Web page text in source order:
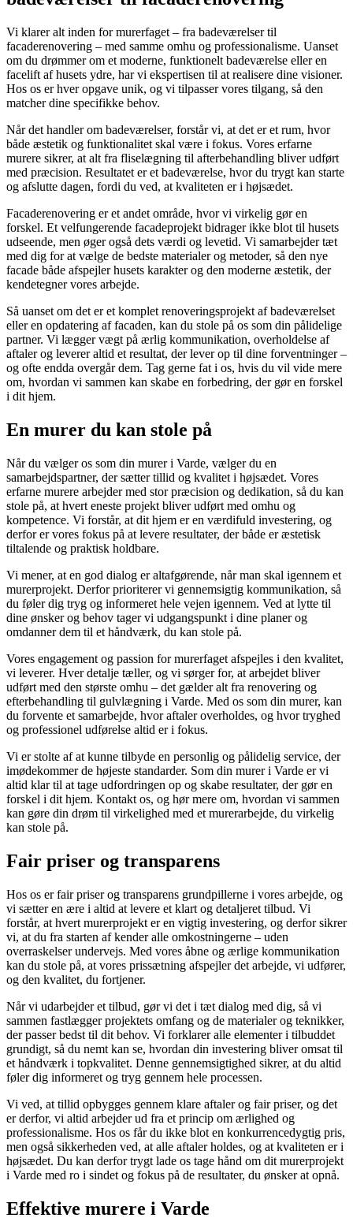
Vi klarer alt inden for murerfaget – fra badeværelser til
facaderenovering – med samme omhu og professionalisme. Uanset
om du drømmer om et moderne, funktionelt badeværelse eller en
facelift af husets ydre, har vi ekspertisen til at realisere dine visioner.
Hos os er hver opgave unik, og vi tilpasser vores tilgang, så den
matcher dine specifikke behov.
Når det handler om badeværelser, forstår vi, at det er et rum, hvor
både æstetik og funktionalitet skal være i fokus. Vores erfarne
murere sikrer, at alt fra fliselægning til afterbehandling bliver udført
med præcision. Resultatet er et badeværelse, hvor du trygt kan starte
og afslutte dagen, fordi du ved, at kvaliteten er i højsædet.
Facaderenovering er et andet område, hvor vi virkelig gør en
forskel. Et velfungerende facadeprojekt bidrager ikke blot til husets
udseende, men øger også dets værdi og levetid. Vi samarbejder tæt
med dig for at vælge de bedste materialer og metoder, så den nye
facade både afspejler husets karakter og den moderne æstetik, der
kendetegner vores arbejde.
Så uanset om det er et komplet renoveringsprojekt af badeværelset
eller en opdatering af facaden, kan du stole på os som din pålidelige
partner. Vi lægger vægt på ærlig kommunikation, overholdelse af
aftaler og leverer altid et resultat, der lever op til dine forventninger –
og ofte endda overgår dem. Tag gerne fat i os, hvis du vil vide mere
om, hvordan vi sammen kan skabe en forbedring, der gør en forskel
i dit hjem.
En murer du kan stole på
Når du vælger os som din murer i Varde, vælger du en
samarbejdspartner, der sætter tillid og kvalitet i højsædet. Vores
erfarne murere arbejder med stor præcision og dedikation, så du kan
stole på, at hvert eneste projekt bliver udført med omhu og
kompetence. Vi forstår, at dit hjem er en værdifuld investering, og
derfor er vores fokus på at levere resultater, der både er æstetisk
tiltalende og praktisk holdbare.
Vi mener, at en god dialog er altafgørende, når man skal igennem et
murerprojekt. Derfor prioriterer vi gennemsigtig kommunikation, så
du føler dig tryg og informeret hele vejen igennem. Ved at lytte til
dine ønsker og behov tager vi udgangspunkt i dine planer og
omdanner dem til et håndværk, du kan stole på.
Vores engagement og passion for murerfaget afspejles i den kvalitet,
vi leverer. Hver detalje tæller, og vi sørger for, at arbejdet bliver
udført med den største omhu – det gælder alt fra renovering og
efterbehandling til gulvlægning i Varde. Med os som din murer, kan
du forvente et samarbejde, hvor aftaler overholdes, og hvor tryghed
og professionel udførelse altid er i fokus.
Vi er stolte af at kunne tilbyde en personlig og pålidelig service, der
imødekommer de højeste standarder. Som din murer i Varde er vi
altid klar til at tage udfordringen op og skabe resultater, der gør en
forskel i dit hjem. Kontakt os, og hør mere om, hvordan vi sammen
kan gøre din drøm til virkelighed med et murerarbejde, du virkelig
kan stole på.
Fair priser og transparens
Hos os er fair priser og transparens grundpillerne i vores arbejde, og
vi sætter en ære i altid at levere et klart og detaljeret tilbud. Vi
forstår, at hvert murerprojekt er en vigtig investering, og derfor sikrer
vi, at du fra starten af kender alle omkostningerne – uden
overraskelser undervejs. Med vores åbne og ærlige kommunikation
kan du stole på, at vores prissætning afspejler det arbejde, vi udfører,
og den kvalitet, du fortjener.
Når vi udarbejder et tilbud, gør vi det i tæt dialog med dig, så vi
sammen fastlægger projektets omfang og de materialer og teknikker,
der passer bedst til dit behov. Vi forklarer alle elementer i tilbuddet
grundigt, så du nemt kan se, hvordan din investering bliver omsat til
et håndværk i topkvalitet. Denne gennemsigtighed sikrer, at du altid
føler dig informeret og tryg gennem hele processen.
Vi ved, at tillid opbygges gennem klare aftaler og fair priser, og det
er derfor, vi altid arbejder ud fra et princip om ærlighed og
professionalisme. Hos os får du ikke blot en konkurrencedygtig pris,
men også sikkerheden ved, at alle aftaler holdes, og at kvaliteten er i
højsædet. Du kan derfor trygt lade os tage hånd om dit murerprojekt
i Varde med ro i sindet og fokus på de resultater, du ønsker at opnå.
Effektive murere i Varde